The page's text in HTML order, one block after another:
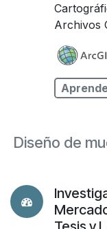
Archivos
Diseño de